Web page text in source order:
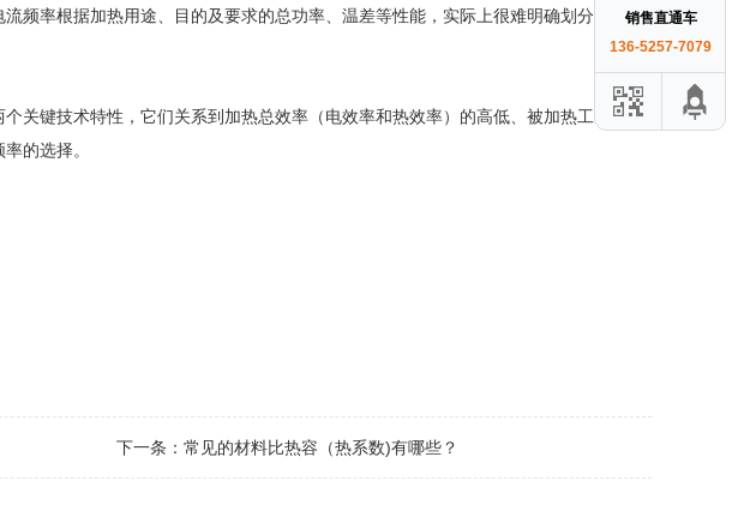
频率根据加热用途、目的及要求的总功率、温差等性能，实际上很难明确划分，每个
关键技术特性，它们关系到加热总效率（电效率和热效率）的高低、被加热工件的质
的选择。
下一条： 常见的材料比热容（热系数)有哪些？
销售直通车
136-5257-7079